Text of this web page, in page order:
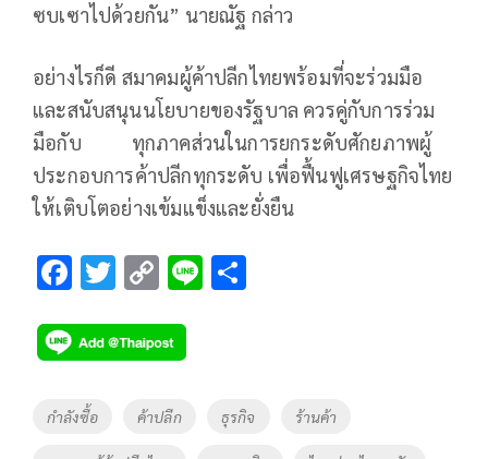
ซบเซาไปด้วยกัน” นายณัฐ กล่าว
อย่างไรก็ดี สมาคมผู้ค้าปลีกไทยพร้อมที่จะร่วมมือ
และสนับสนุนนโยบายของรัฐบาล ควรคู่กับการร่วม
มือกับ ทุกภาคส่วนในการยกระดับศักยภาพผู้
ประกอบการค้าปลีกทุกระดับ เพื่อฟื้นฟูเศรษฐกิจไทย
ให้เติบโตอย่างเข้มแข็งและยั่งยืน
F
e
b
o
T
tt
er
C
p
y
Li
Li
Tags
กำลังซื้อ ค้าปลีก ธุรกิจ ร้านค้า